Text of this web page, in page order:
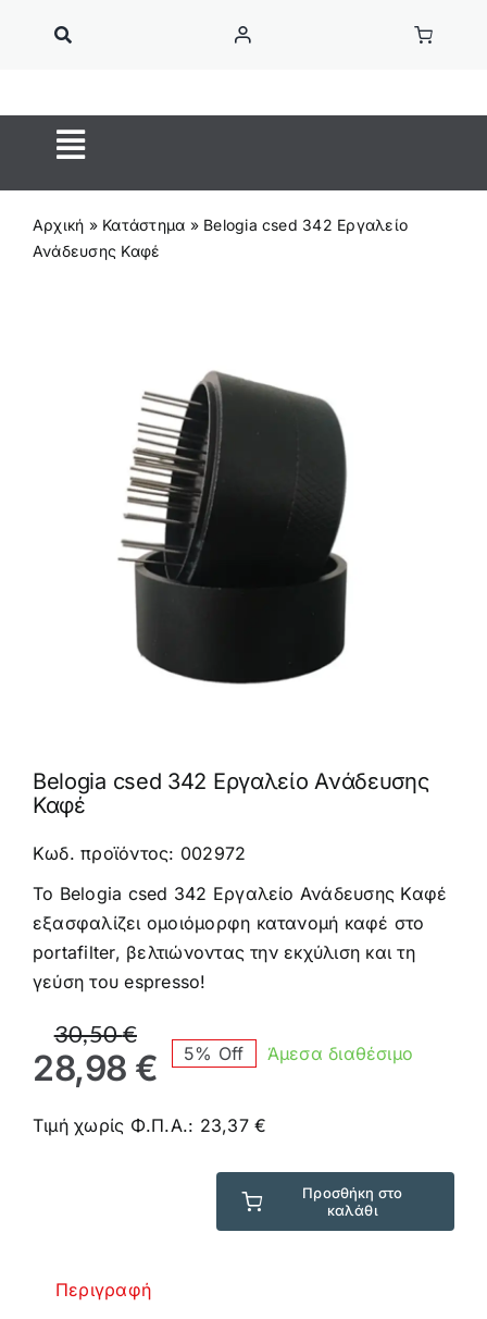
Toggle
Navigation
ΚΑΦΕΣ ESPRESSO
Κάψουλες Καφέ
Αξεσουάρ Barista
Αρχική » Κατάστημα » Belogia csed 342 Εργαλείο
Ανάδευσης Καφέ
Belogia csed 342 Εργαλείο Ανάδευσης
Καφέ
Κωδ. προϊόντος: 002972
Το Belogia csed 342 Εργαλείο Ανάδευσης Καφέ
εξασφαλίζει ομοιόμορφη κατανομή καφέ στο
portafilter, βελτιώνοντας την εκχύλιση και τη
γεύση του espresso!
30,50€
Original
price
was:
28,98 €
Η
τρέχουσα
τιμή
28,98 €.
5% Off Άμεσα διαθέσιμο
Τιμή χωρίς Φ.Π.Α.: 23,37 €
Εργαλείο
Προσθήκη στο
καλάθι
Περιγραφή